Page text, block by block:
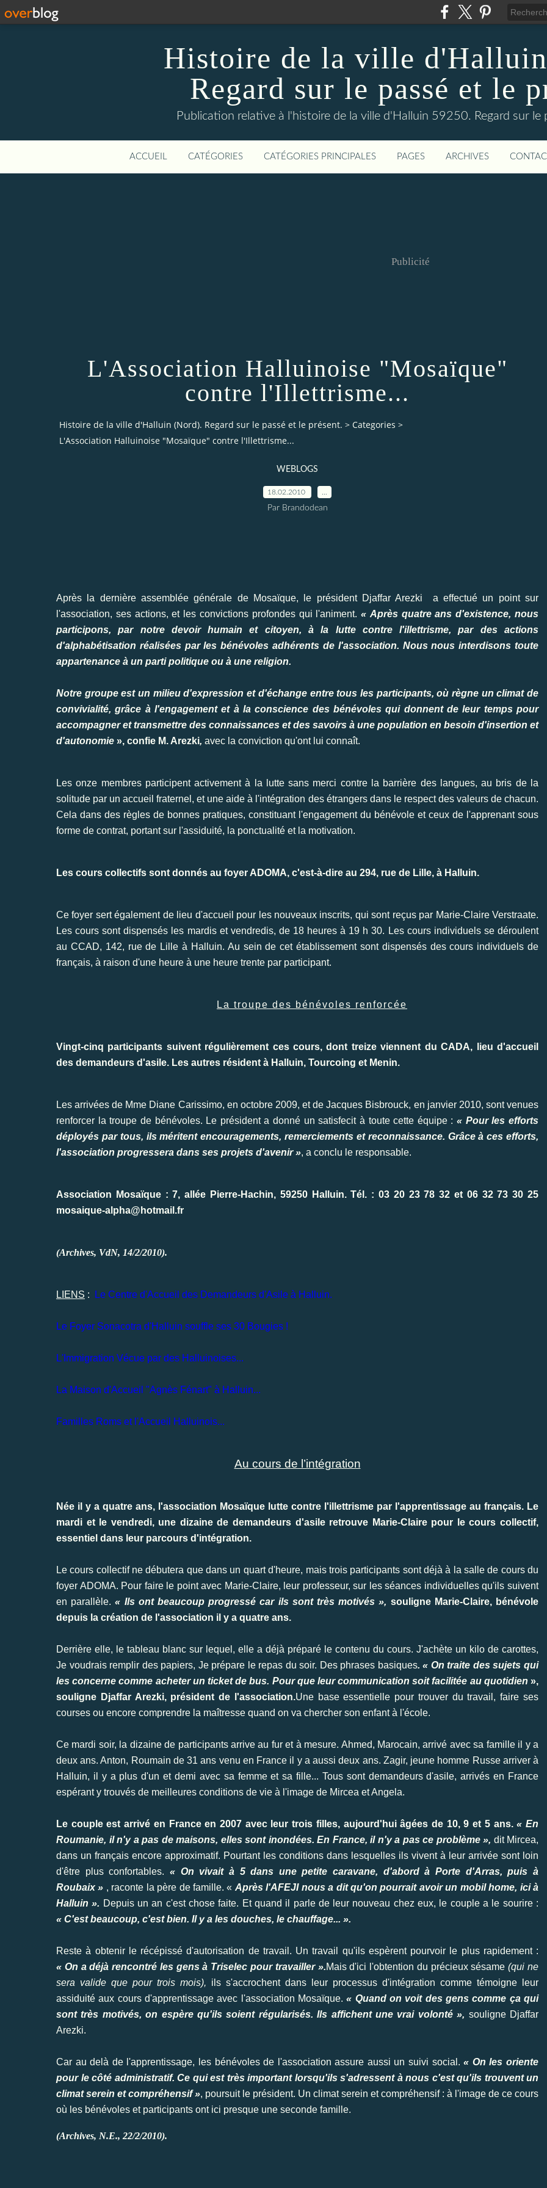
Histoire de la ville
Regard sur le passé et le
Publication relative à l'histoire de la ville d'Halluin 59250. Regard sur le
ACCUEIL CATÉGORIES CATÉGORIES PRINCIPALES PAGES ARCHIVES
Publicité
L'Association Halluinoise "Mosaïque"
contre l'Illettrisme...
Histoire de la ville d'Halluin (Nord). Regard sur le passé et le présent. > Categories >
L'Association Halluinoise "Mosaïque" contre l'Illettrisme...
WEBLOGS
18.02.2010
Par Brandodean
Après la dernière assemblée générale de Mosaïque, le président Djaffar Arezki
a effectué un point sur
l'association, ses actions, et les convictions profondes qui l'animent.« Après quatre ans d'existence, nous
participons, par notre devoir humain et citoyen, à la lutte contre l'illettrisme, par des actions
d'alphabétisation réalisées par les bénévoles adhérents de l'association. Nous nous interdisons toute
appartenance à un parti politique ou à une religion.
Notre groupe est un milieu d'expression et d'échange entre tous les participants, où règne un climat de
convivialité, grâce à l'engagement et à la conscience des bénévoles qui donnent de leur temps pour
accompagner et transmettre des connaissances et des savoirs à une population en besoin d'insertion et
d'autonomie », confie M. Arezki, avec la conviction qu'ont lui connaît.
Les onze membres participent activement à la lutte sans merci contre la barrière des langues, au bris de la
solitude par un accueil fraternel, et une aide à l'intégration des étrangers dans le respect des valeurs de chacun.
Cela dans des règles de bonnes pratiques, constituant l'engagement du bénévole et ceux de l'apprenant sous
forme de contrat, portant sur l'assiduité, la ponctualité et la motivation.
Les cours collectifs sont donnés au foyer ADOMA, c'est-à-dire au 294, rue de Lille, à Halluin.
Ce foyer sert également de lieu d'accueil pour les nouveaux inscrits, qui sont reçus par Marie-Claire Verstraate.
Les cours sont dispensés les mardis et vendredis, de 18 heures à 19 h 30. Les cours individuels se déroulent
au CCAD, 142, rue de Lille à Halluin. Au sein de cet établissement sont dispensés des cours individuels de
français, à raison d'une heure à une heure trente par participant.
La troupe des bénévoles renforcée
Vingt-cinq participants suivent régulièrement ces cours, dont treize viennent du CADA, lieu d'accueil
des demandeurs d'asile. Les autres résident à Halluin, Tourcoing et Menin.
Les arrivées de Mme Diane Carissimo, en octobre 2009, et de Jacques Bisbrouck, en janvier 2010, sont venues
renforcer la troupe de bénévoles. Le président a donné un satisfecit à toute cette équipe :« Pour les efforts
déployés par tous, ils méritent encouragements, remerciements et reconnaissance. Grâce à ces efforts,
l'association progressera dans ses projets d'avenir », a conclu le responsable.
Association Mosaïque : 7, allée Pierre-Hachin, 59250 Halluin. Tél. : 03 20 23 78 32 et 06 32 73 30 25
mosaique-alpha@hotmail.fr
(Archives, VdN, 14/2/2010).
LIENS : Le Centre d'Accueil des Demandeurs d'Asile à Halluin.
Le Foyer Sonacotra d'Halluin souffle ses 30 Bougies !
L'Immigration Vécue par des Halluinoises...
La Maison d'Accueil "Agnès Fénart" à Halluin...
Familles Roms et l'Accueil Halluinois...
Au cours de l’intégration
Née il y a quatre ans, l'association Mosaïque lutte contre l'illettrisme par l'apprentissage au français. Le
mardi et le vendredi, une dizaine de demandeurs d'asile retrouve Marie-Claire pour le cours collectif,
essentiel dans leur parcours d'intégration.
Le cours collectif ne débutera que dans un quart d'heure, mais trois participants sont déjà à la salle de cours du
foyer ADOMA. Pour faire le point avec Marie-Claire, leur professeur, sur les séances individuelles qu'ils suivent
en parallèle.« Ils ont beaucoup progressé car ils sont très motivés », souligne Marie-Claire, bénévole
depuis la création de l'association il y a quatre ans.
Derrière elle, le tableau blanc sur lequel, elle a déjà préparé le contenu du cours. J'achète un kilo de carottes,
Je voudrais remplir des papiers, Je prépare le repas du soir. Des phrases basiques. « On traite des sujets qui
les concerne comme acheter un ticket de bus. Pour que leur communication soit facilitée au quotidien »,
souligne Djaffar Arezki, président de l'association.Une base essentielle pour trouver du travail, faire ses
courses ou encore comprendre la maîtresse quand on va chercher son enfant à l'école.
Ce mardi soir, la dizaine de participants arrive au fur et à mesure. Ahmed, Marocain, arrivé avec sa famille il y a
deux ans. Anton, Roumain de 31 ans venu en France il y a aussi deux ans. Zagir, jeune homme Russe arriver à
Halluin, il y a plus d'un et demi avec sa femme et sa fille... Tous sont demandeurs d'asile, arrivés en France
espérant y trouvés de meilleures conditions de vie à l'image de Mircea et Angela.
Le couple est arrivé en France en 2007 avec leur trois filles, aujourd'hui âgées de 10, 9 et 5 ans. « En
Roumanie, il n'y a pas de maisons, elles sont inondées. En France, il n'y a pas ce problème », dit Mircea,
dans un français encore approximatif. Pourtant les conditions dans lesquelles ils vivent à leur arrivée sont loin
d'être plus confortables. « On vivait à 5 dans une petite caravane, d'abord à Porte d'Arras, puis à
Roubaix » , raconte la père de famille. « Après l'AFEJI nous a dit qu'on pourrait avoir un mobil home, ici à
Halluin ». Depuis un an c'est chose faite. Et quand il parle de leur nouveau chez eux, le couple a le sourire :
« C'est beaucoup, c'est bien. Il y a les douches, le chauffage... ».
Reste à obtenir le récépissé d'autorisation de travail. Un travail qu'ils espèrent pourvoir le plus rapidement :
« On a déjà rencontré les gens à Triselec pour travailler ».Mais d'ici l'obtention du précieux sésame(qui ne
sera valide que pour trois mois), ils s'accrochent dans leur processus d'intégration comme témoigne leur
assiduité aux cours d'apprentissage avec l'association Mosaïque.« Quand on voit des gens comme ça qui
sont très motivés, on espère qu'ils soient régularisés. Ils affichent une vrai volonté », souligne Djaffar
Arezki.
Car au delà de l'apprentissage, les bénévoles de l'association assure aussi un suivi social.« On les oriente
pour le côté administratif. Ce qui est très important lorsqu'ils s'adressent à nous c'est qu'ils trouvent un
climat serein et compréhensif », poursuit le président. Un climat serein et compréhensif : à l'image de ce cours
où les bénévoles et participants ont ici presque une seconde famille.
(Archives, N.E., 22/2/2010).